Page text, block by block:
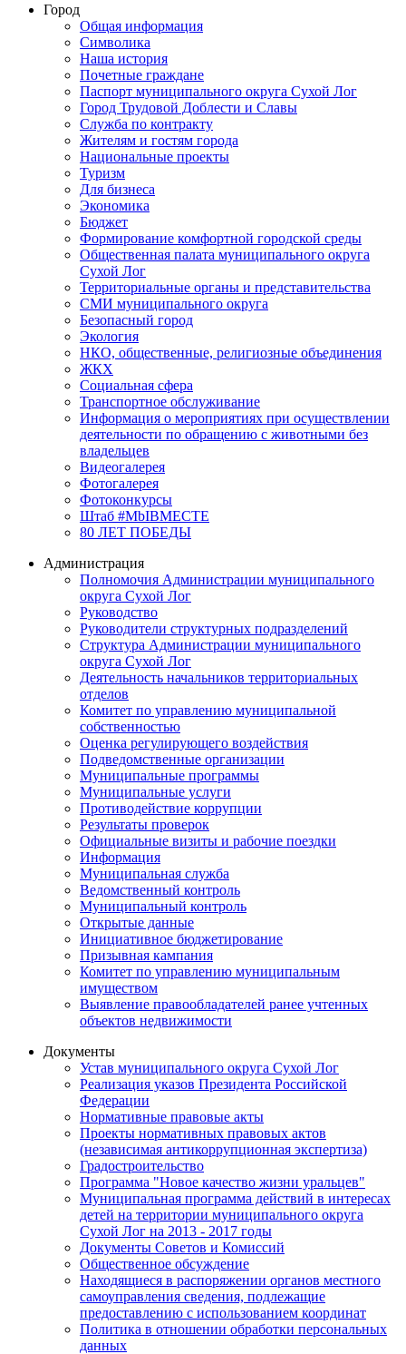
Город
Общая информация
Символика
Наша история
Почетные граждане
Паспорт муниципального округа Сухой Лог
Город Трудовой Доблести и Славы
Служба по контракту
Жителям и гостям города
Национальные проекты
Туризм
Для бизнеса
Экономика
Бюджет
Формирование комфортной городской среды
Общественная палата муниципального округа
Сухой Лог
Территориальные органы и представительства
СМИ муниципального округа
Безопасный город
Экология
НКО, общественные, религиозные объединения
ЖКХ
Социальная сфера
Транспортное обслуживание
Информация о мероприятиях при осуществлении
деятельности по обращению с животными без
владельцев
Видеогалерея
Фотогалерея
Фотоконкурсы
Штаб #MbIBMECTE
80 ЛЕТ ПОБЕДЫ
Администрация
Полномочия Администрации муниципального
округа Сухой Лог
Руководство
Руководители структурных подразделений
Структура Администрации муниципального
округа Сухой Лог
Деятельность начальников территориальных
отделов
Комитет по управлению муниципальной
собственностью
Оценка регулирующего воздействия
Подведомственные организации
Муниципальные программы
Муниципальные услуги
Противодействие коррупции
Результаты проверок
Официальные визиты и рабочие поездки
Информация
Муниципальная служба
Ведомственный контроль
Муниципальный контроль
Открытые данные
Инициативное бюджетирование
Призывная кампания
Комитет по управлению муниципальным
имуществом
Выявление правообладателей ранее учтенных
объектов недвижимости
Документы
Устав муниципального округа Сухой Лог
Реализация указов Президента Российской
Федерации
Нормативные правовые акты
Проекты нормативных правовых актов
(независимая антикоррупционная экспертиза)
Градостроительство
Программа "Новое качество жизни уральцев"
Муниципальная программа действий в интересах
детей на территории муниципального округа
Сухой Лог на 2013 - 2017 годы
Документы Советов и Комиссий
Общественное обсуждение
Находящиеся в распоряжении органов местного
самоуправления сведения, подлежащие
предоставлению с использованием координат
Политика в отношении обработки персональных
данных